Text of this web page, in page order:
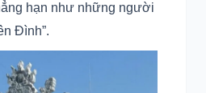
hạn như những người
Đình”.